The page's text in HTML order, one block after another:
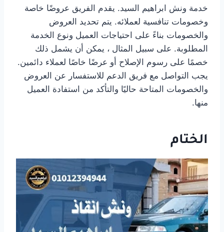
خدمة ونش ابراهيم السيد. يقدم الفريق عروضًا خاصة
وخصومات تنافسية لعملائه. يتم تحديد العروض
والخصومات بناءً على احتياجات العميل ونوع الخدمة
المطلوبة. على سبيل المثال ، يمكن أن يشمل ذلك
خصمًا على رسوم الإصلاح أو عرضًا خاصًا لعملاء دائمين.
يجب التواصل مع فريق الدعم للاستفسار عن العروض
والخصومات المتاحة حاليًا والتأكد من استفادة العميل
منها.
الختام